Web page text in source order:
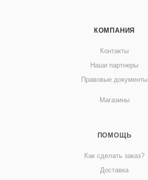
КОМПАНИЯ
Контакты
Наши партнеры
Правовые документы
Магазины
ПОМОЩЬ
Как сделать заказ?
Доставка